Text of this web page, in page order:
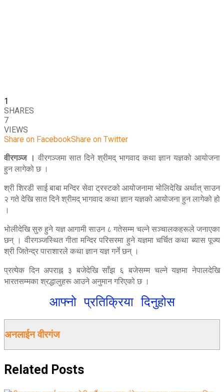
1
SHARES
7
VIEWS
Share on FacebookShare on Twitter
वीरगञ्ज । वीरगञ्जमा सात दिने श्रीमद् भागवाद कथा ज्ञान यज्ञको आयोजना
हुन लागेको छ ।
श्री शिरडी साई बाबा मन्दिर सेवा ट्रस्टको आयोजनामा भोलिदेखि अर्थात् साउन
२ गते देखि सात दिने श्रीमद् भागवाद कथा ज्ञान यज्ञको आयोजना हुन लागेको हो
।
भोलीदेखि सुरु हुने यज्ञ आगामी साउन ८ गतेसम्म चल्ने सञ्चालकहरूले जनाएका
छन् । वीरगञ्जस्थित गीता मन्दिर परिसरमा हुने यज्ञमा चर्चित कथा ब्यास पूज्य
श्री जितेन्द्र पाराशारले कथा ज्ञान यज्ञ गर्ने छन् ।
प्रत्येक दिन अपराह्न ३ बजेदेखि साँझ ६ बजेसम्म चल्ने यज्ञमा नेपालदेखि
भारतसम्मका श्रद्धालुहरू आउने अनुमान गरिएको छ ।
आफ्नो प्रतिक्रिया दिनुहोस
अनलाईन वीरगंज
Related Posts